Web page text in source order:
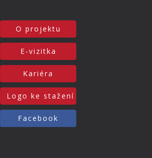
O projektu
E-vizitka
Kariéra
Logo ke stažení
Facebook